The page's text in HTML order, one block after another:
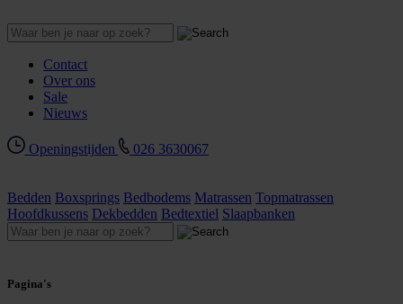
Contact
Over ons
Sale
Nieuws
Openingstijden 026 3630067
Bedden Boxsprings Bedbodems Matrassen Topmatrassen
Hoofdkussens Dekbedden Bedtextiel Slaapbanken
Pagina's